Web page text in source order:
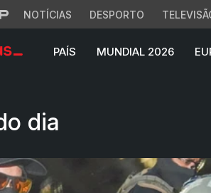
NOTÍCIAS DESPORTO
PAÍS MUNDIAL 2026
com spray
dia